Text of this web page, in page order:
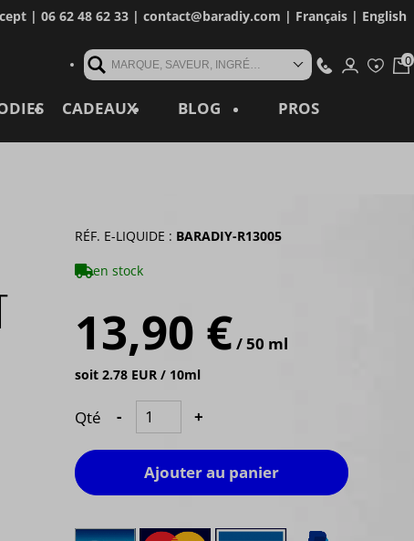
| 06 62 48 62 33 | contact@baradiy.com | Français| English
MARQUE, SAVEUR, INGRÉDIENT, RÉFÉRENCE, MOT CLÉ...
CADEAUX BLOG PROS
RÉF. E-LIQUIDE : BARADIY-R13005
en stock
13,90 €/ 50 ml
soit 2.78 EUR / 10ml
Qté - +
Ajouter au panier